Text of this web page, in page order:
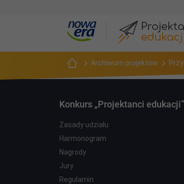
Archiwum projektów
Kryptarytmy, czyli KOGUT + KURA =
Kryptarytm to łamigłówka matematyczna, w której litery należy zastąpić
Konkurs „Projektanci edukacji”
Zasady udziału
Harmonogram
Nagrody
Jury
Regulamin